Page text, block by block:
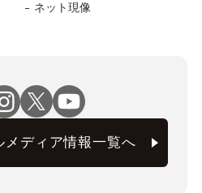
ネット現像
メディア情報一覧へ